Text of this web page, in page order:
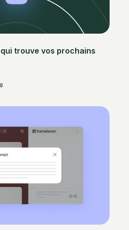
trouve vos prochains